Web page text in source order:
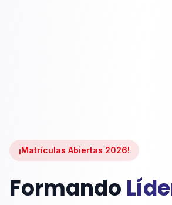
¡Matrículas Abiertas 2026!
Formando